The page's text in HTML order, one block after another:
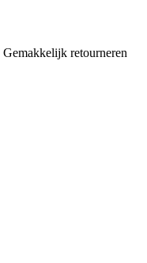
Gemakkelijk retourneren